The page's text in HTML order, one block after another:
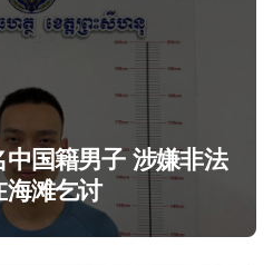
中国籍男子 涉嫌非法
海滩乞讨